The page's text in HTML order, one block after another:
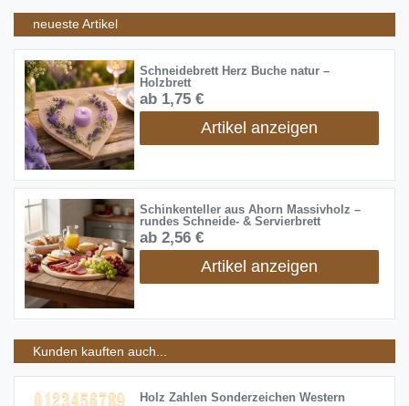
neueste Artikel
Schneidebrett Herz Buche natur –
Holzbrett
ab 1,75 €
Artikel anzeigen
Schinkenteller aus Ahorn Massivholz –
rundes Schneide- & Servierbrett
ab 2,56 €
Artikel anzeigen
Kunden kauften auch...
Holz Zahlen Sonderzeichen Western